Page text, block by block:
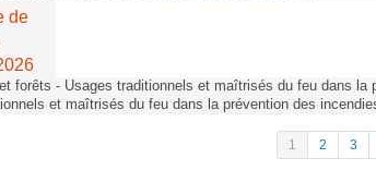
de
forêts - Usages traditionnels et maîtrisés du feu dans la
et maîtrisés du feu dans la prévention des
1 2 3